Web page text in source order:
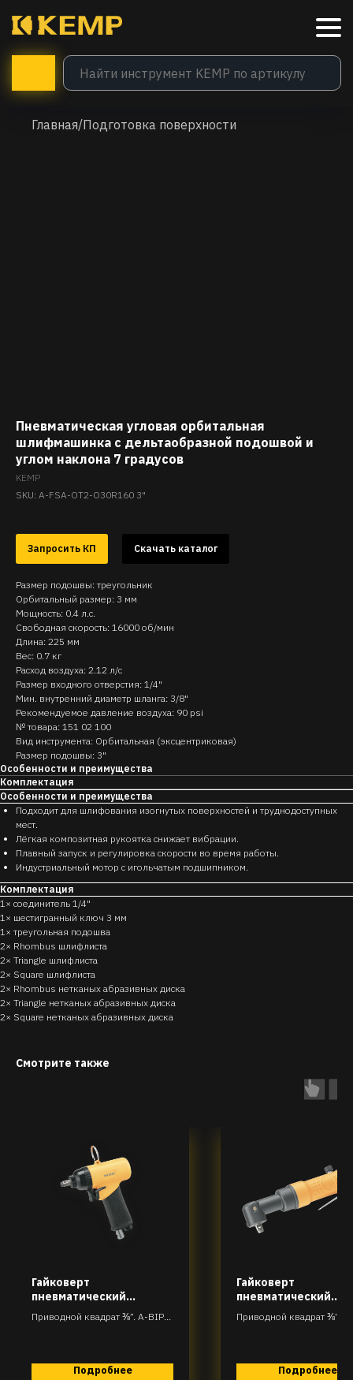
Главная/Подготовка поверхности
Пневматическая угловая орбитальная
шлифмашинка с дельтаобразной подошвой и
углом наклона 7 градусов
KEMP
SKU: A-FSA-OT2-O30R160 3"
Запросить КП Скачать каталог
Размер подошвы: треугольник
Орбитальный размер: 3 мм
Мощность: 0.4 л.с.
Свободная скорость: 16000 об/мин
Длина: 225 мм
Вес: 0.7 кг
Расход воздуха: 2.12 л/с
Размер входного отверстия: 1/4"
Мин. внутренний диаметр шланга: 3/8"
Рекомендуемое давление воздуха: 90 psi
№ товара: 151 02 100
Вид инструмента: Орбитальная (эксцентриковая)
Размер подошвы: 3"
Особенности и преимущества
Комплектация
Особенности и преимущества
Подходит для шлифования изогнутых поверхностей и труднодоступных
мест.
Лёгкая композитная рукоятка снижает вибрации.
Плавный запуск и регулировка скорости во время работы.
Индустриальный мотор с игольчатым подшипником.
Комплектация
1× соединитель 1/4"
1× шестигранный ключ 3 мм
1× треугольная подошва
2× Rhombus шлифлиста
2× Triangle шлифлиста
2× Square шлифлиста
2× Rhombus нетканых абразивных диска
2× Triangle нетканых абразивных диска
2× Square нетканых абразивных диска
Смотрите также
Гайковерт
пневматический
ударный
Приводной квадрат ⅜”. A-BIP-
Подробнее
Гайковерт
пневматический
угловой ударный
Приводной квадрат ⅜”.
Подробнее